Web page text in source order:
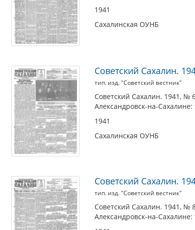
1941
Сахалинская ОУНБ
Советский Сахалин.
тип. изд. "Советский вестник"
Советский Сахалин. 1941, №
Александровск-на-
1941
Сахалинская ОУНБ
Советский Сахалин.
тип. изд. "Советский вестник"
Советский Сахалин. 1941, №
Александровск-на-